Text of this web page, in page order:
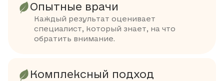
Опытные врачи
Каждый результат оценивает
специалист, который знает, на что
обратить внимание.
Комплексный подход